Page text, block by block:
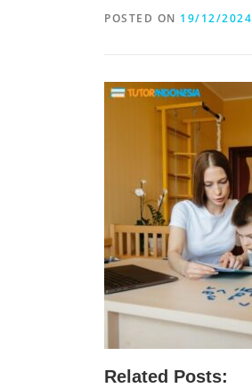
POSTED ON 19/12/2024
Related Posts: